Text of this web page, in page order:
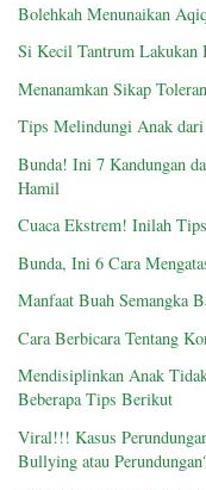
Bolehkah Menunaikan
Si Kecil Tantrum Lakukan
Menanamkan Sikap
Tips Melindungi Anak
Bunda! Ini 7 Kandungan
Hamil
Cuaca Ekstrem! Inilah
Bunda, Ini 6 Cara
Manfaat Buah Semangka
Cara Berbicara Tentang
Mendisiplinkan Anak
Beberapa Tips Berikut
Viral!!! Kasus
Bullying atau